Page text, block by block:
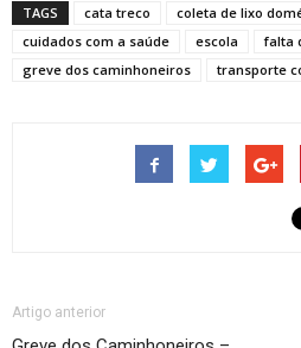
TAGS
cata treco
coleta de lixo
cuidados com a saúde
escola
falta
greve dos caminhoneiros
transporte
Artigo anterior